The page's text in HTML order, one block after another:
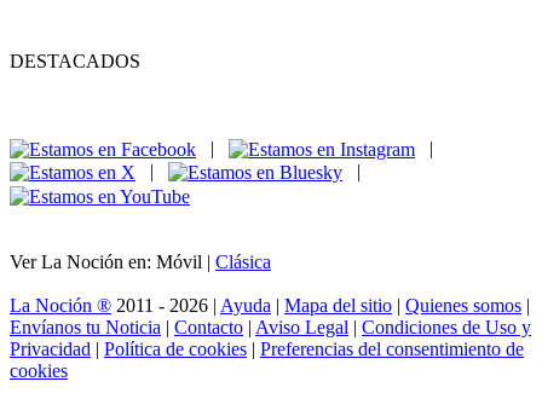
DESTACADOS
|
|
|
|
Ver La Noción en: Móvil | Clásica
La Noción ® 2011 - 2026 | Ayuda | Mapa del sitio | Quienes somos |
Envíanos tu Noticia | Contacto | Aviso Legal | Condiciones de Uso y
Privacidad | Política de cookies | Preferencias del consentimiento de
cookies